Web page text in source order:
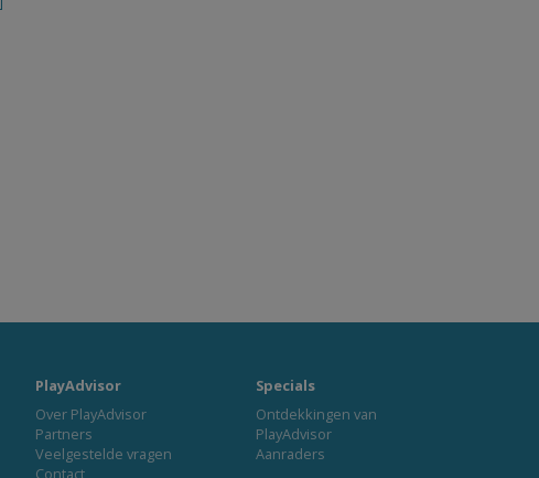
PlayAdvisor
Over PlayAdvisor
Partners
Veelgestelde vragen
Contact
Specials
Ontdekkingen van
PlayAdvisor
Aanraders